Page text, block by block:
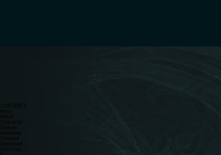
CONTENTS
News
Character
System
Interview
Download
OFFICIAL